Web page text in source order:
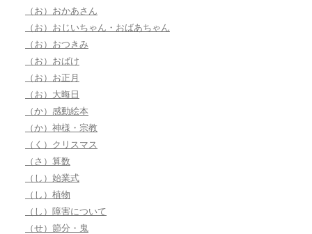
（お）おかあさん
（お）おじいちゃん・おばあちゃん
（お）おつきみ
（お）おばけ
（お）お正月
（お）大晦日
（か）感動絵本
（か）神様・宗教
（く）クリスマス
（さ）算数
（し）始業式
（し）植物
（し）障害について
（せ）節分・鬼